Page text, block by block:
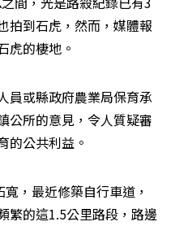
拍到石虎，然而，媒體報
虎的棲地。
員或縣政府農業局保育承
公所的意見，令人質疑審
的公共利益。
，最近修築自行車道，
繁的這1.5公里路段，路邊